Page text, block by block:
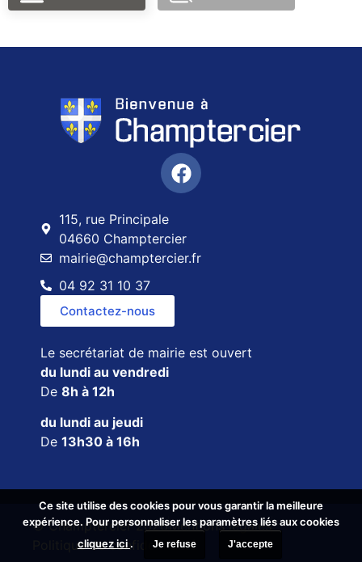
115, rue Principale
04660 Champtercier
mairie@champtercier.fr
04 92 31 10 37
Contactez-nous
Le secrétariat de mairie est ouvert
du lundi au vendredi
De 8h à 12h
du lundi au jeudi
De 13h30 à 16h
© Champtercier 2026Mentions légales
Politique de confidentialité
Ce site utilise des cookies pour vous garantir la meilleure
expérience. Pour personnaliser les paramètres liés aux cookies
cliquez ici . Je refuse J'accepte
Ce site utilise des cookies pour vous garantir la meilleure
expérience. Pour personnaliser les paramètres liés aux cookies
cliquez ici . Je refuse J'accepte